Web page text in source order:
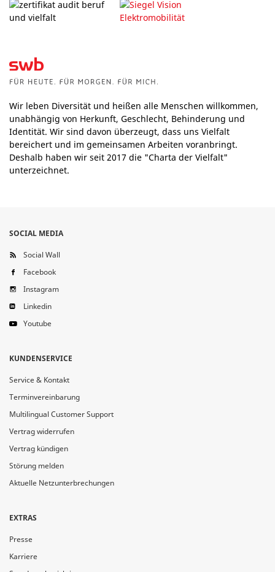
Wir leben Diversität und heißen alle Menschen willkommen,
unabhängig von Herkunft, Geschlecht, Behinderung und
Identität. Wir sind davon überzeugt, dass uns Vielfalt
bereichert und im gemeinsamen Arbeiten voranbringt.
Deshalb haben wir seit 2017 die "Charta der Vielfalt"
unterzeichnet.
SOCIAL MEDIA
Social Wall
Facebook
Instagram
Linkedin
Youtube
KUNDENSERVICE
Service & Kontakt
Terminvereinbarung
Multilingual Customer Support
Vertrag widerrufen
Vertrag kündigen
Störung melden
Aktuelle Netzunterbrechungen
EXTRAS
Presse
Karriere